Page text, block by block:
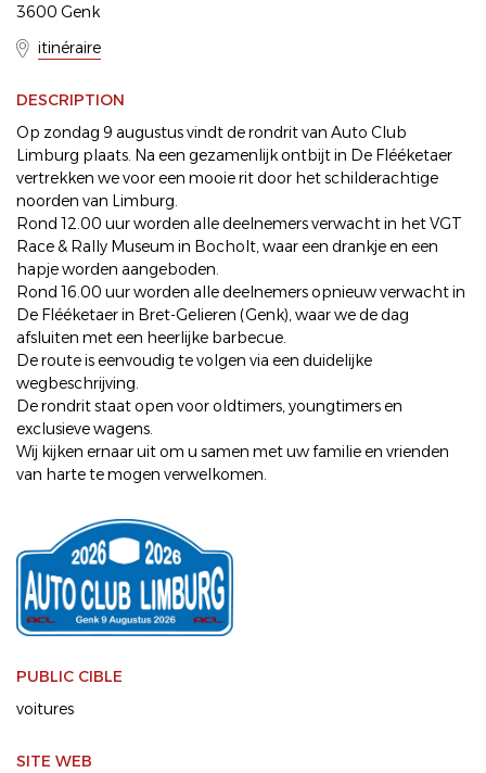
3600 Genk
itinéraire
DESCRIPTION
Op zondag 9 augustus vindt de rondrit van Auto Club
Limburg plaats. Na een gezamenlijk ontbijt in De Flééketaer
vertrekken we voor een mooie rit door het schilderachtige
noorden van Limburg.
Rond 12.00 uur worden alle deelnemers verwacht in het VGT
Race & Rally Museum in Bocholt, waar een drankje en een
hapje worden aangeboden.
Rond 16.00 uur worden alle deelnemers opnieuw verwacht in
De Flééketaer in Bret-Gelieren (Genk), waar we de dag
afsluiten met een heerlijke barbecue.
De route is eenvoudig te volgen via een duidelijke
wegbeschrijving.
De rondrit staat open voor oldtimers, youngtimers en
exclusieve wagens.
Wij kijken ernaar uit om u samen met uw familie en vrienden
van harte te mogen verwelkomen.
PUBLIC CIBLE
voitures
SITE WEB